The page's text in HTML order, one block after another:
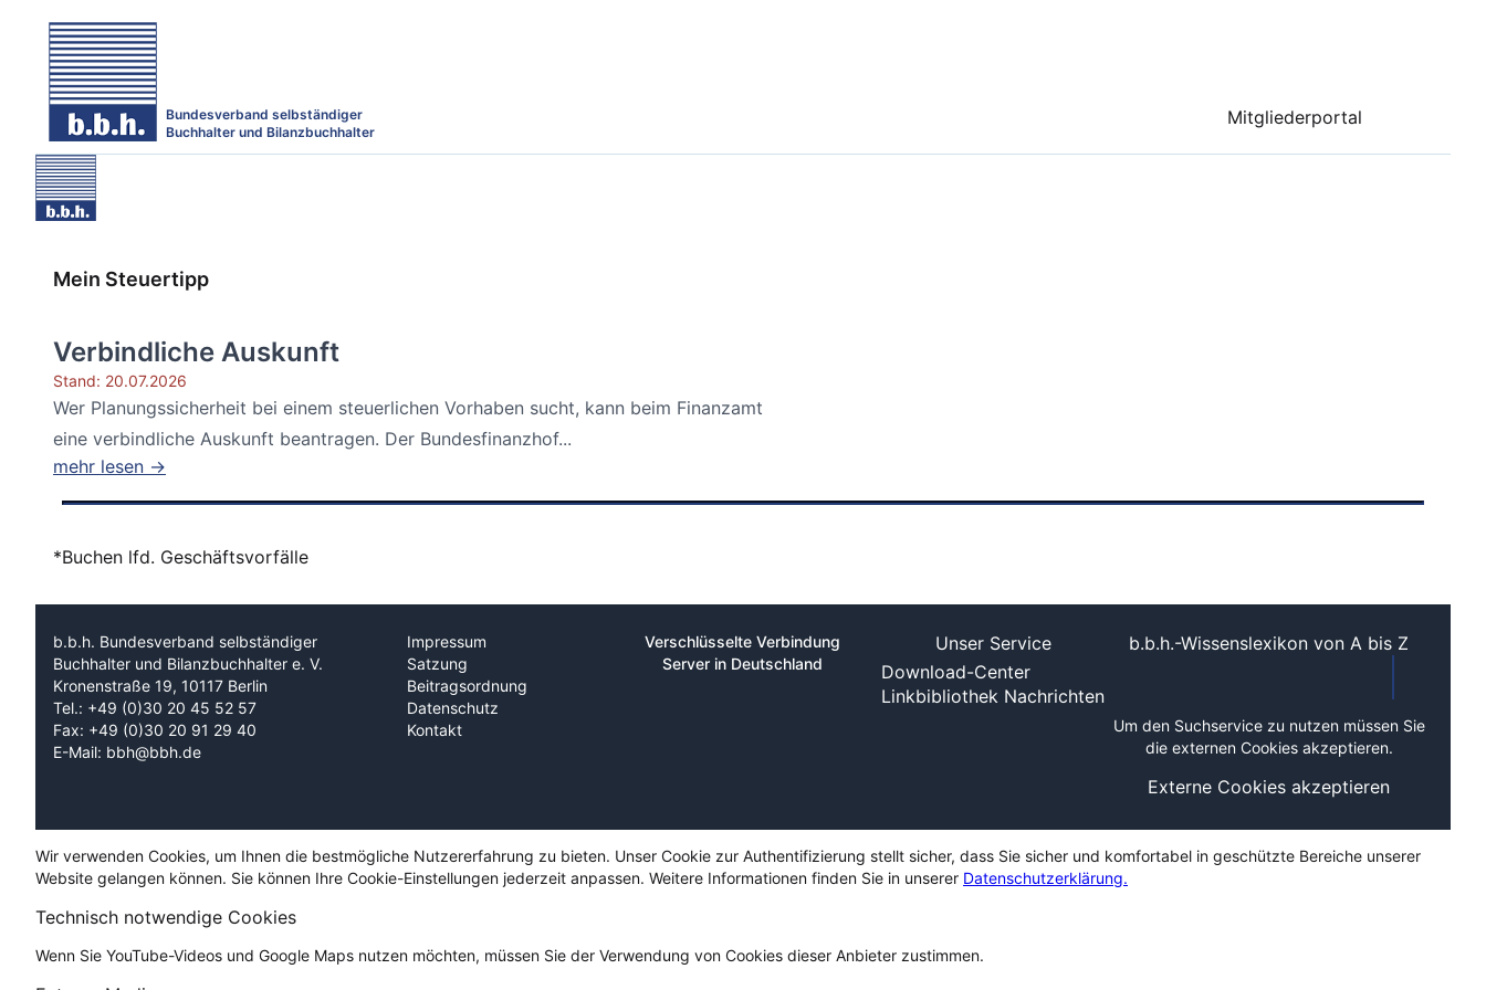
Bundesverband selbständiger
Buchhalter und Bilanzbuchhalter
Mitgliederportal
Mein Steuertipp
Verbindliche Auskunft
Stand: 20.07.2026
Wer Planungssicherheit bei einem steuerlichen Vorhaben sucht, kann beim Finanzamt
eine verbindliche Auskunft beantragen. Der Bundesfinanzhof...
mehr lesen →
*Buchen lfd. Geschäftsvorfälle
b.b.h. Bundesverband selbständiger
Buchhalter und Bilanzbuchhalter e. V.
Kronenstraße 19, 10117 Berlin
Tel.: +49 (0)30 20 45 52 57
Fax: +49 (0)30 20 91 29 40
E-Mail: bbh@bbh.de
Impressum
Satzung
Beitragsordnung
Datenschutz
Kontakt
Verschlüsselte Verbindung
Server in Deutschland
Unser Service
Download-Center
Linkbibliothek Nachrichten
b.b.h.-Wissenslexikon von A bis Z
Um den Suchservice zu nutzen müssen Sie
die externen Cookies akzeptieren.
Externe Cookies akzeptieren
Wir verwenden Cookies, um Ihnen die bestmögliche Nutzererfahrung zu bieten. Unser Cookie zur Authentifizierung stellt sicher, dass Sie sicher und komfortabel in geschützte Bereiche unserer
Website gelangen können. Sie können Ihre Cookie-Einstellungen jederzeit anpassen. Weitere Informationen finden Sie in unserer Datenschutzerklärung.
Technisch notwendige Cookies
Wenn Sie YouTube-Videos und Google Maps nutzen möchten, müssen Sie der Verwendung von Cookies dieser Anbieter zustimmen.